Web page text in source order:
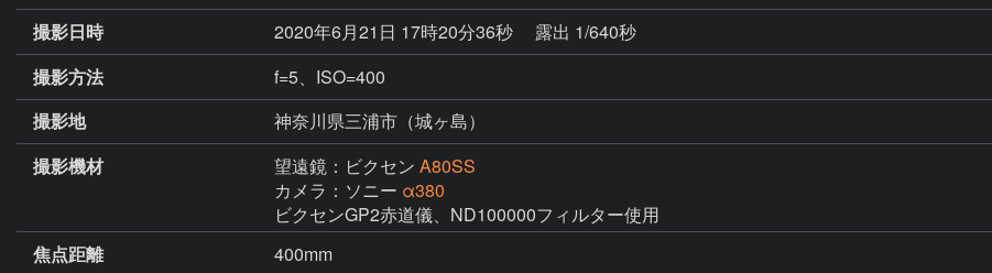
撮影日時
2020年6月21日 17時20分36秒
露出 1/640秒
撮影方法
f=5、ISO=400
撮影地
神奈川県三浦市（城ヶ島）
撮影機材
望遠鏡：ビクセン A80SS
カメラ：ソニー α380
ビクセンGP2赤道儀、ND100000フィルター使用
焦点距離
400mm